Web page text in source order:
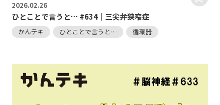
2026.02.26
ひとことで言うと… #634｜三尖弁狭窄症
かんテキ ひとことで言うと… 循環器